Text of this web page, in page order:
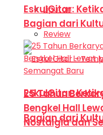
Liputan
Review
EskulGitar:
Bagian dari
EskulGitar:
Bagian dari
25 Tahun
Bengkel Hall
Nostalgia dan